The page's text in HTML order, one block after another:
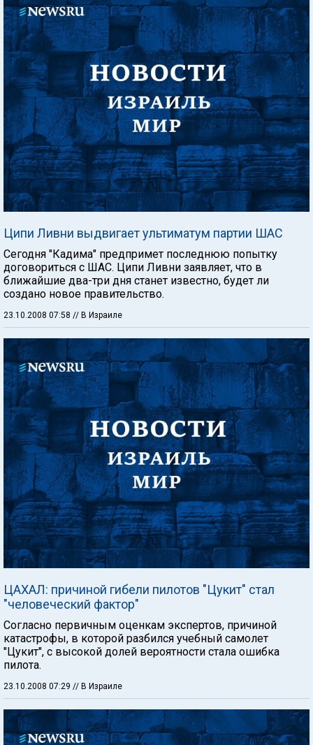
Ципи Ливни выдвигает ультиматум партии ШАС
Сегодня "Кадима" предпримет последнюю попытку
договориться с ШАС. Ципи Ливни заявляет, что в
ближайшие два-три дня станет известно, будет ли
создано новое правительство.
23.10.2008 07:58 // В Израиле
ЦАХАЛ: причиной гибели пилотов "Цукит" стал
"человеческий фактор"
Согласно первичным оценкам экспертов, причиной
катастрофы, в которой разбился учебный самолет
"Цукит", с высокой долей вероятности стала ошибка
пилота.
23.10.2008 07:29 // В Израиле